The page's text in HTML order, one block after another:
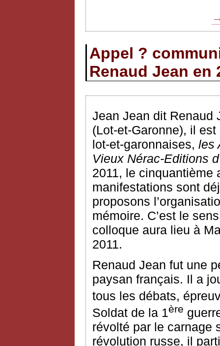
Appel ?
Renaud Jean en
Jean Jean dit Renaud
(Lot-et-Garonne), il
lot-et-garonnaises, les
Vieux Nérac-Editions
2011, le cinquantième
manifestations sont
proposons
mémoire. C’est le
colloque aura lieu à
2011.
Renaud Jean fut une
paysan français. Il a
tous les débats,
Soldat de la 1ère
révolté par le carnage
révolution russe, il